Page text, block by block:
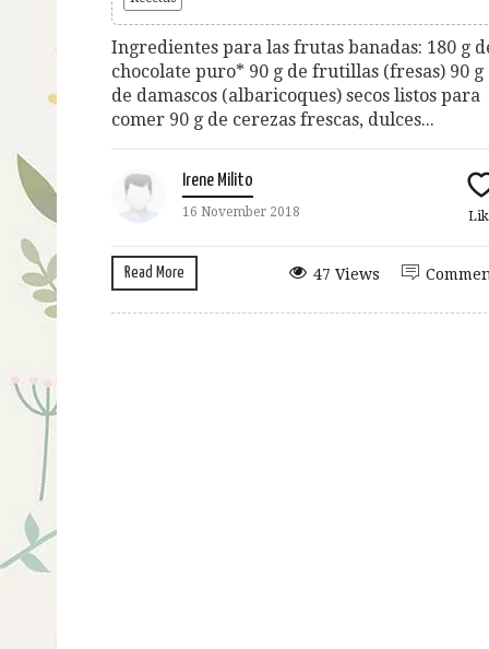
Ingredientes para las frutas banadas: 180 g
chocolate puro* 90 g de frutillas (fresas) 90 g
de damascos (albaricoques) secos listos para
comer 90 g de cerezas frescas, dulces...
Irene Milito
16 November 2018
Read More 47 Views